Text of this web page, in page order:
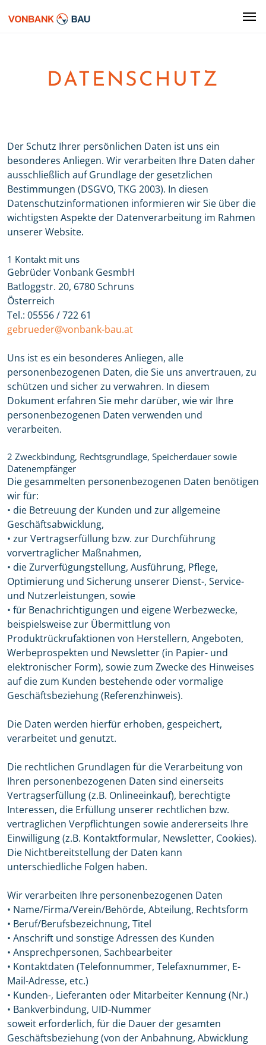
DATENSCHUTZ
Der Schutz Ihrer persönlichen Daten ist uns ein
besonderes Anliegen. Wir verarbeiten Ihre Daten daher
ausschließlich auf Grundlage der gesetzlichen
Bestimmungen (DSGVO, TKG 2003). In diesen
Datenschutzinformationen informieren wir Sie über die
wichtigsten Aspekte der Datenverarbeitung im Rahmen
unserer Website.
1 Kontakt mit uns
Gebrüder Vonbank GesmbH
Batloggstr. 20, 6780 Schruns
Österreich
Tel.: 05556 / 722 61
gebrueder@vonbank-bau.at
Uns ist es ein besonderes Anliegen, alle
personenbezogenen Daten, die Sie uns anvertrauen, zu
schützen und sicher zu verwahren. In diesem
Dokument erfahren Sie mehr darüber, wie wir Ihre
personenbezogenen Daten verwenden und
verarbeiten.
2 Zweckbindung, Rechtsgrundlage, Speicherdauer sowie
Datenempfänger
Die gesammelten personenbezogenen Daten benötigen
wir für:
• die Betreuung der Kunden und zur allgemeine
Geschäftsabwicklung,
• zur Vertragserfüllung bzw. zur Durchführung
vorvertraglicher Maßnahmen,
• die Zurverfügungstellung, Ausführung, Pflege,
Optimierung und Sicherung unserer Dienst-, Service-
und Nutzerleistungen, sowie
• für Benachrichtigungen und eigene Werbezwecke,
beispielsweise zur Übermittlung von
Produktrückrufaktionen von Herstellern, Angeboten,
Werbeprospekten und Newsletter (in Papier- und
elektronischer Form), sowie zum Zwecke des Hinweises
auf die zum Kunden bestehende oder vormalige
Geschäftsbeziehung (Referenzhinweis).
Die Daten werden hierfür erhoben, gespeichert,
verarbeitet und genutzt.
Die rechtlichen Grundlagen für die Verarbeitung von
Ihren personenbezogenen Daten sind einerseits
Vertragserfüllung (z.B. Onlineeinkauf), berechtigte
Interessen, die Erfüllung unserer rechtlichen bzw.
vertraglichen Verpflichtungen sowie andererseits Ihre
Einwilligung (z.B. Kontaktformular, Newsletter, Cookies).
Die Nichtbereitstellung der Daten kann
unterschiedliche Folgen haben.
Wir verarbeiten Ihre personenbezogenen Daten
• Name/Firma/Verein/Behörde, Abteilung, Rechtsform
• Beruf/Berufsbezeichnung, Titel
• Anschrift und sonstige Adressen des Kunden
• Ansprechpersonen, Sachbearbeiter
• Kontaktdaten (Telefonnummer, Telefaxnummer, E-
Mail-Adresse, etc.)
• Kunden-, Lieferanten oder Mitarbeiter Kennung (Nr.)
• Bankverbindung, UID-Nummer
soweit erforderlich, für die Dauer der gesamten
Geschäftsbeziehung (von der Anbahnung, Abwicklung